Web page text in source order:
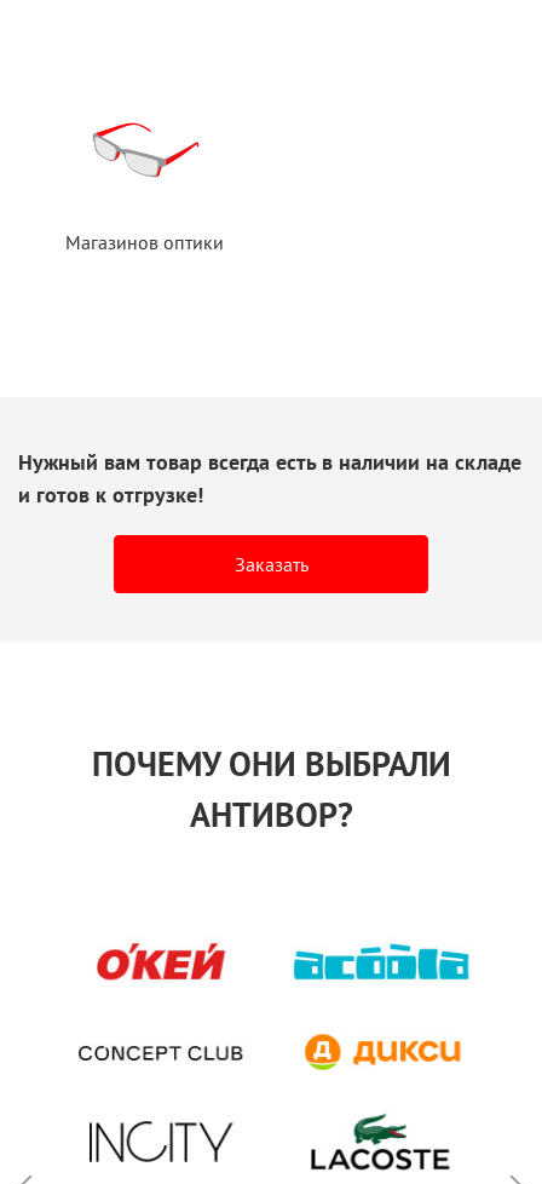
Магазинов оптики
Нужный вам товар всегда есть в наличии на складе
и готов к отгрузке!
Заказать
ПОЧЕМУ ОНИ ВЫБРАЛИ
АНТИВОР?